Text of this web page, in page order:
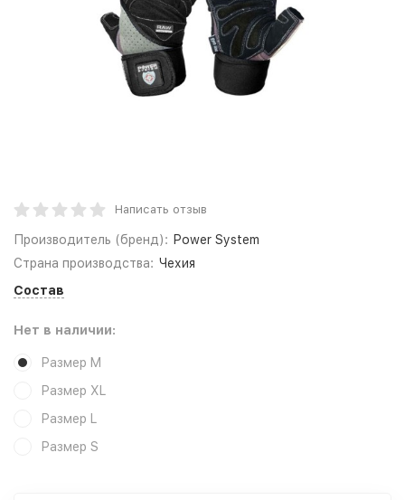
Написать отзыв
Производитель (бренд): Power System
Страна производства: Чехия
Состав
Нет в наличии:
Размер M
Размер XL
Размер L
Размер S